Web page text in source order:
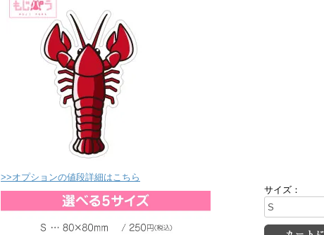
>>オプションの値段詳細はこちら
サイズ：